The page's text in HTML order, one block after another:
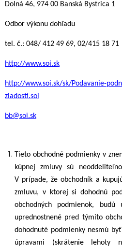
Dolná 46, 974 00 Banská Bystrica 1
Odbor výkonu dohľadu
tel. č.: 048/ 412 49 69, 02/415 18 71
http://www.soi.sk
http://www.soi.sk/sk/Podavanie-
ziadosti.soi
bb@soi.sk
Tieto obchodné podmienky v
kúpnej zmluvy sú
V prípade, že obchodník a
zmluvu, v ktorej si dohodnú
obchodných podmienok, budú
uprednostnené pred týmito
dohodnuté podmienky nesmú
úpravami (skrátenie lehoty